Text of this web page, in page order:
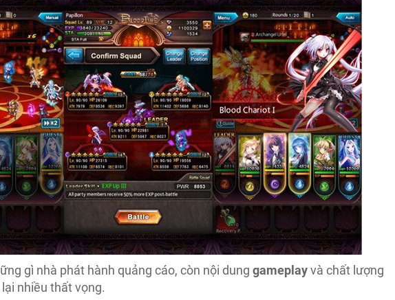
gì nhà phát hành quảng cáo, còn nội dunggameplayvà chất lượng
nhiều thất vọng.